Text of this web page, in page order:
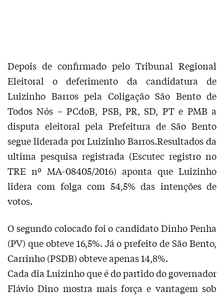
Depois de confirmado pelo Tribunal Regional
Eleitoral o deferimento da candidatura de
Luizinho Barros pela Coligação São Bento de
Todos Nós – PCdoB, PSB, PR, SD, PT e PMB a
disputa eleitoral pela Prefeitura de São Bento
segue liderada por Luizinho Barros.Resultados da
ultima pesquisa registrada (Escutec registro no
TRE nº MA-08405/2016) aponta que Luizinho
lidera com folga com 54,5% das intenções de
votos.
O segundo colocado foi o candidato Dinho Penha
(PV) que obteve 16,5%. Já o prefeito de São Bento,
Carrinho (PSDB) obteve apenas 14,8%.
Cada dia Luizinho que é do partido do governador
Flávio Dino mostra mais força e vantagem sob